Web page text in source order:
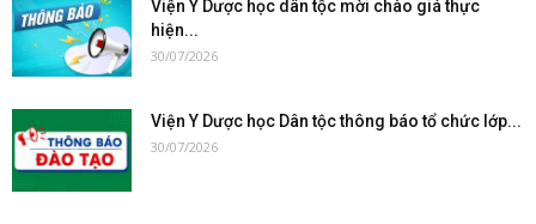
Viện Y Dược học dân tộc mời chào giá thực
hiện...
30/07/2026
Viện Y Dược học Dân tộc thông báo tổ chức lớp...
30/07/2026